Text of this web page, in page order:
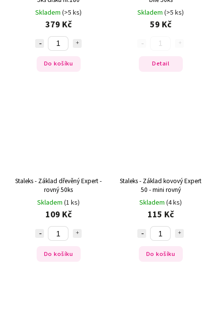
Skladem (>5 ks)
379 Kč
Do košíku
Skladem (>5 ks)
59 Kč
Detail
Staleks - Základ dřevěný Expert -
rovný 50ks
Skladem (1 ks)
109 Kč
Do košíku
Staleks - Základ kovový Expert
50 - mini rovný
Skladem (4 ks)
115 Kč
Do košíku